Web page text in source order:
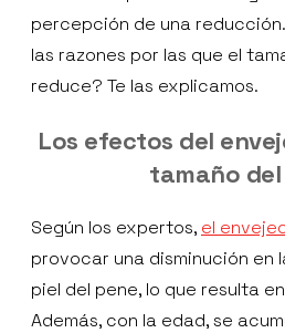
percepción de una
las razones por las que el
reduce? Te las explicamos.
Los efectos del
tamaño
Según los expertos, el
provocar una disminución en
piel del pene, lo que resulta
Además, con la edad, se